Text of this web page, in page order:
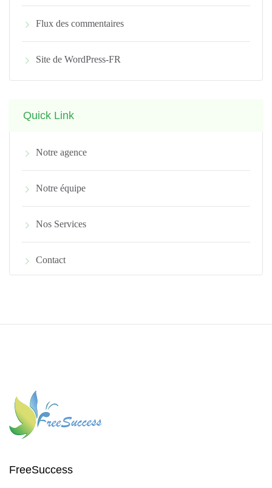
Flux des commentaires
Site de WordPress-FR
Quick Link
Notre agence
Notre équipe
Nos Services
Contact
FreeSuccess